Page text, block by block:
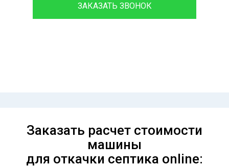
ЗАКАЗАТЬ ЗВОНОК
Заказать расчет стоимости
машины
для откачки септика online: